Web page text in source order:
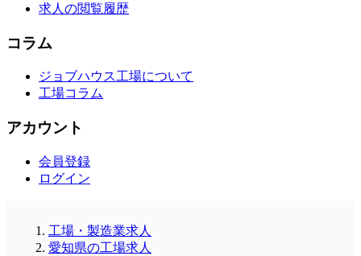
求人の閲覧履歴
コラム
ジョブハウス工場について
工場コラム
アカウント
会員登録
ログイン
工場・製造業求人
愛知県の工場求人